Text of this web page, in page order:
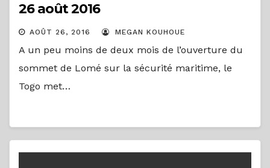
26 août 2016
AOÛT 26, 2016 MEGAN KOUHOUE
A un peu moins de deux mois de l’ouverture du
sommet de Lomé sur la sécurité maritime, le
Togo met…